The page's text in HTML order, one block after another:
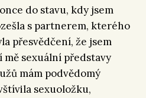
do stavu, kdy jsem
s partnerem, kterého
přesvědčení, že jsem
sexuální představy
mám podvědomý
sexuoložku,